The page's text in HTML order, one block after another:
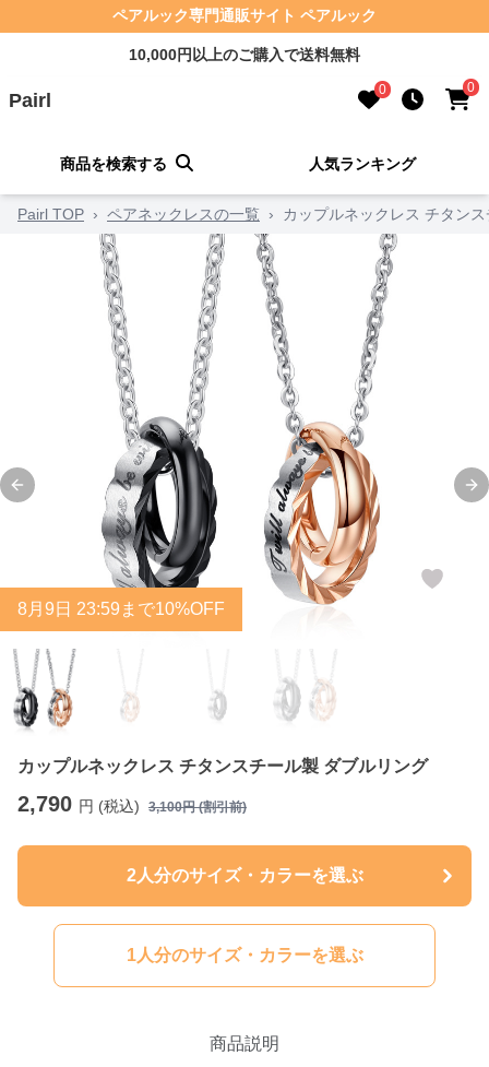
ペアルック専門通販サイト ペアルック
10,000円以上のご購入で送料無料
Pairl 0 0
商品を検索する 人気ランキング
Pairl TOP › ペアネックレスの一覧 › カップルネックレス チタン
Previous slide
8月 9 日 23:59まで10%OFF
カップルネックレス チタンスチール製 ダブルリング
2,790 円 (税込) 3,100円 (割引前)
2人分のサイズ・カラーを選ぶ
1人分のサイズ・カラーを選ぶ
商品説明